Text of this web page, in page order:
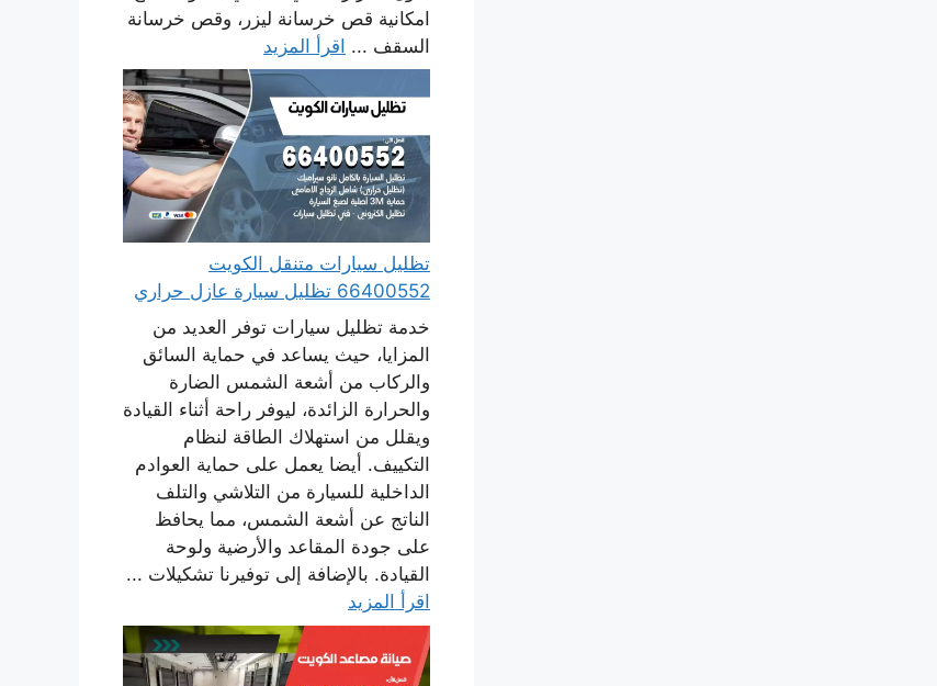
امكانية قص خرسانة ليزر، وقص خرسانة
السقف ... اقرأ المزيد
تظليل سيارات متنقل الكويت
66400552 تظليل سيارة عازل حراري
خدمة تظليل سيارات توفر العديد من
المزايا، حيث يساعد في حماية السائق
والركاب من أشعة الشمس الضارة
والحرارة الزائدة، ليوفر راحة أثناء القيادة
ويقلل من استهلاك الطاقة لنظام
التكييف. أيضا يعمل على حماية العوادم
الداخلية للسيارة من التلاشي والتلف
الناتج عن أشعة الشمس، مما يحافظ
على جودة المقاعد والأرضية ولوحة
القيادة. بالإضافة إلى توفيرنا تشكيلات ...
اقرأ المزيد